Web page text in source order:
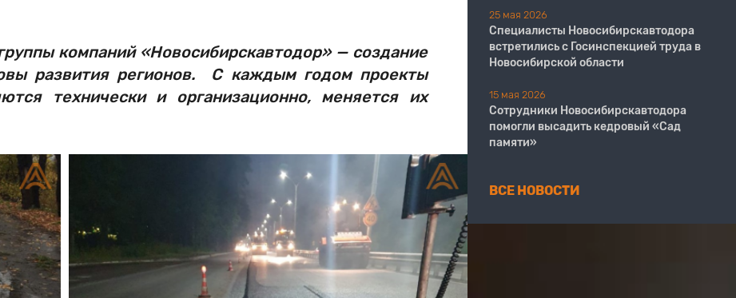
компаний «Новосибирскавтодор» — создание
развития регионов. С каждым годом проекты
технически и организационно, меняется их
25 мая 2026
Специалисты Новосибирскавтодора
встретились с Госинспекцией труда в
Новосибирской области
15 мая 2026
Сотрудники Новосибирскавтодора
помогли высадить кедровый «Сад
памяти»
ВСЕ НОВОСТИ